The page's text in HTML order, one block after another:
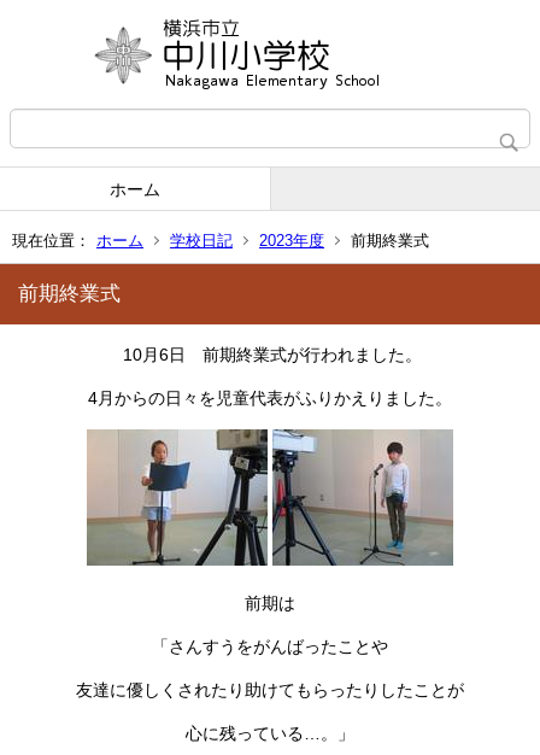
ホーム
現在位置： ホーム 学校日記 2023年度 前期終業式
前期終業式
10月6日 前期終業式が行われました。
4月からの日々を児童代表がふりかえりました。
前期は
「さんすうをがんばったことや
友達に優しくされたり助けてもらったりしたことが
心に残っている…。」